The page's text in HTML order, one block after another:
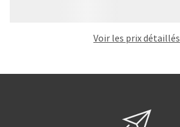
Voir les prix détaillés